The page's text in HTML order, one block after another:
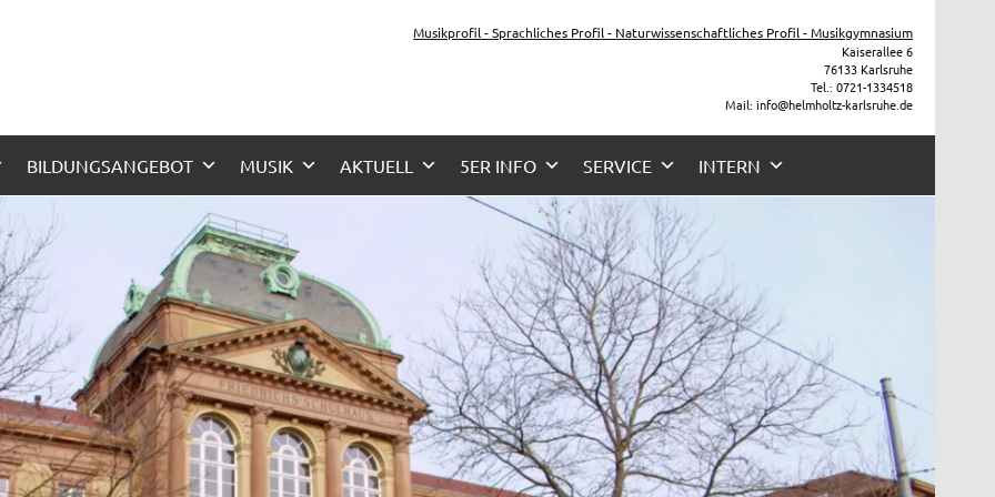
Gymnasium KarlsruheMusikprofil - Sprachliches Profil - Naturwissenschaftliches Profil - Musikgymnasium
Kaiserallee 6
76133 Karlsruhe
Tel.: 0721-1334518
Mail: info@helmholtz-karlsruhe.de
BILDUNGSANGEBOT MUSIK AKTUELL 5ER INFO SERVICE INTERN